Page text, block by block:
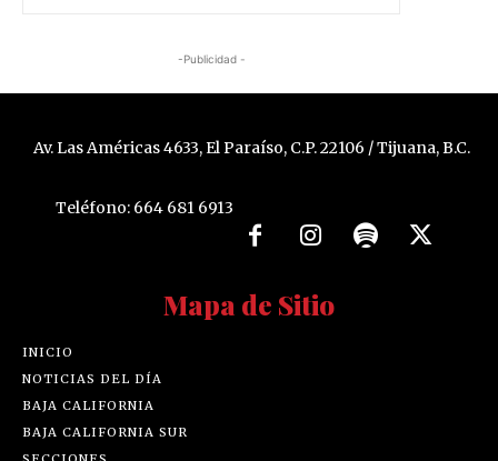
-Publicidad -
Av. Las Américas 4633, El Paraíso, C.P. 22106 / Tijuana, B.C.
Teléfono: 664 681 6913
Mapa de Sitio
INICIO
NOTICIAS DEL DÍA
BAJA CALIFORNIA
BAJA CALIFORNIA SUR